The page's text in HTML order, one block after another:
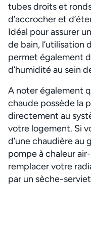
tubes droits et
d’accrocher et
Idéal pour assurer
de bain, l’utilisation
permet également
d’humidité au sein
A noter également
chaude possède la
directement au
votre logement. Si
d’une chaudière au
pompe à chaleur
remplacer votre
par un sèche-